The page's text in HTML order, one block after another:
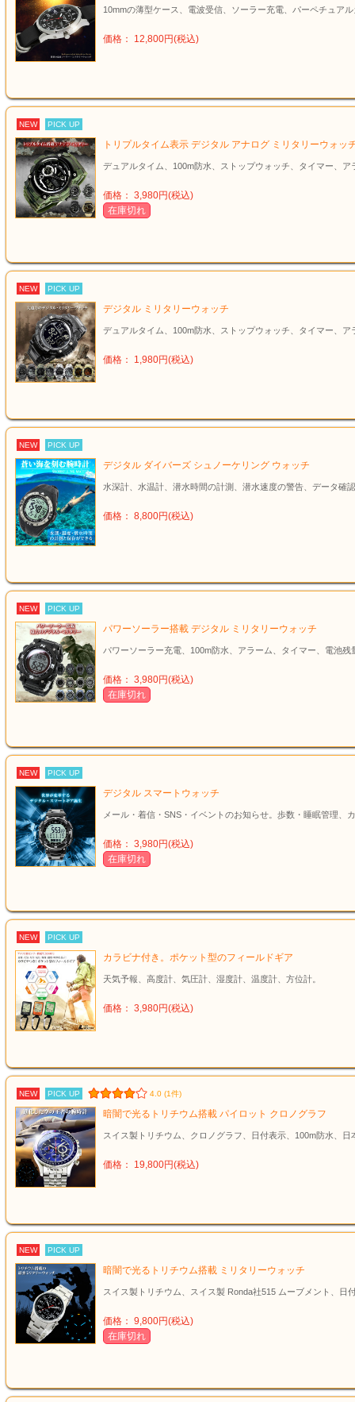
10mmの薄型ケース、電波受信、ソーラー充電、パーペチュアル
価格： 12,800円(税込)
NEW PICK UP
トリプルタイム表示 デジタル アナログ ミリタリーウォッ
デュアルタイム、100m防水、ストップウォッチ、タイマー、ア
価格： 3,980円(税込)
在庫切れ
NEW PICK UP
デジタル ミリタリーウォッチ
デュアルタイム、100m防水、ストップウォッチ、タイマー、ア
価格： 1,980円(税込)
NEW PICK UP
デジタル ダイバーズ シュノーケリング ウォッチ
水深計、水温計、潜水時間の計測、潜水速度の警告、データ確認
価格： 8,800円(税込)
NEW PICK UP
パワーソーラー搭載 デジタル ミリタリーウォッチ
パワーソーラー充電、100m防水、アラーム、タイマー、電池残
価格： 3,980円(税込)
在庫切れ
NEW PICK UP
デジタル スマートウォッチ
メール・着信・SNS・イベントのお知らせ。歩数・睡眠管理、
価格： 3,980円(税込)
在庫切れ
NEW PICK UP
カラビナ付き。ポケット型のフィールドギア
天気予報、高度計、気圧計、湿度計、温度計、方位計。
価格： 3,980円(税込)
NEW PICK UP 4.0 (1件)
暗闇で光るトリチウム搭載 パイロット クロノグラフ
スイス製トリチウム、クロノグラフ、日付表示、100m防水、日
価格： 19,800円(税込)
NEW PICK UP
暗闇で光るトリチウム搭載 ミリタリーウォッチ
スイス製トリチウム、スイス製 Ronda社515 ムーブメント、日
価格： 9,800円(税込)
在庫切れ